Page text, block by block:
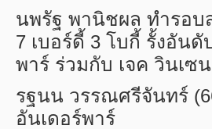
นพรัฐ พานิชผล ทำรอบ
7 เบอร์ดี้ 3 โบกี้ รั้งอันดั
พาร์ ร่วมกับ เจค วินเซ
รฐนน วรรณศรีจันทร์ (
อันเดอร์พาร์